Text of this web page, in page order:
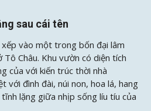
sau cái tên
vào một trong bốn đại lâm
Châu. Khu vườn có diện tích
của với kiến trúc thời nhà
với đình đài, núi non, hoa lá, hang
lặng giữa nhịp sống líu tíu của